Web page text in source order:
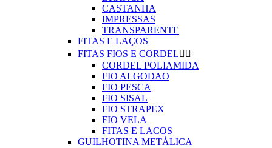
CASTANHA
IMPRESSAS
TRANSPARENTE
FITAS E LAÇOS
FITAS FIOS E CORDEL 
CORDEL POLIAMIDA
FIO ALGODAO
FIO PESCA
FIO SISAL
FIO STRAPEX
FIO VELA
FITAS E LACOS
GUILHOTINA METÁLICA